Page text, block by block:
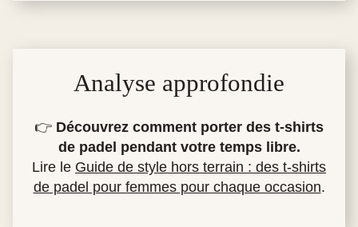
Analyse approfondie
👉 Découvrez comment porter des t-shirts
de padel pendant votre temps libre.
Lire le Guide de style hors terrain : des t-shirts
de padel pour femmes pour chaque occasion.